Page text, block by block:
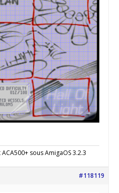
sous AmigaOS 3.2.3
#118119